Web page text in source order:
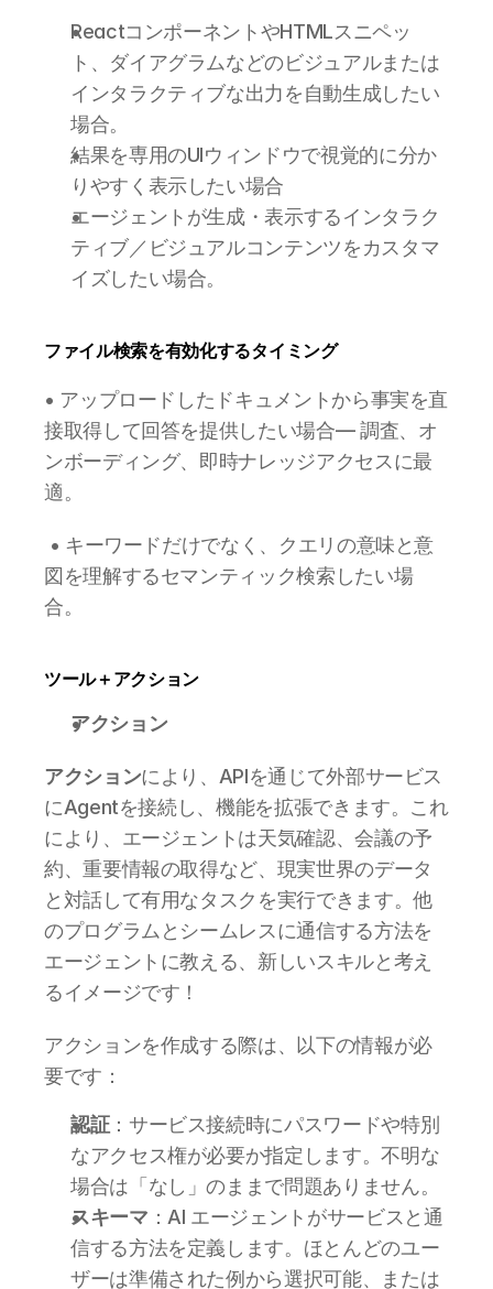
ReactコンポーネントやHTMLスニペッ
ト、ダイアグラムなどのビジュアルまたは
インタラクティブな出力を自動生成したい
場合。
結果を専用のUIウィンドウで視覚的に分か
りやすく表示したい場合
エージェントが生成・表示するインタラク
ティブ／ビジュアルコンテンツをカスタマ
イズしたい場合。
ファイル検索を有効化するタイミング
• アップロードしたドキュメントから事実を直
接取得して回答を提供したい場合— 調査、オ
ンボーディング、即時ナレッジアクセスに最
適。
図を理解するセマンティック検索したい場
合。
ツール＋アクション
アクション
アクションにより、APIを通じて外部サービス
にAgentを接続し、機能を拡張できます。これ
により、エージェントは天気確認、会議の予
約、重要情報の取得など、現実世界のデータ
と対話して有用なタスクを実行できます。他
のプログラムとシームレスに通信する方法を
エージェントに教える、新しいスキルと考え
るイメージです！
アクションを作成する際は、以下の情報が必
要です：
認証：サービス接続時にパスワードや特別
なアクセス権が必要か指定します。不明な
場合は「なし」のままで問題ありません。
スキーマ ：AI エージェントがサービスと通
信する方法を定義します。ほとんどのユー
ザーは準備された例から選択可能、または